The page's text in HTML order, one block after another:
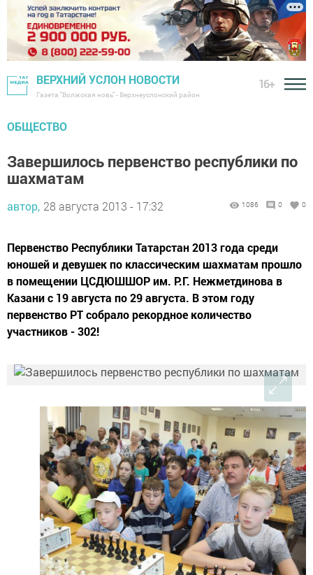
ВЕРХНИЙ УСЛОН НОВОСТИ
Газета "Волжская новь" - Верхнеуслонский район
16+
ОБЩЕСТВО
Завершилось первенство республики по
шахматам
автор, 28 августа 2013 - 17:32 1086 0 0
Первенство Республики Татарстан 2013 года среди
юношей и девушек по классическим шахматам прошло
в помещении ЦСДЮШШОР им. Р.Г. Нежметдинова в
Казани с 19 августа по 29 августа. В этом году
первенство РТ собрало рекордное количество
участников - 302!